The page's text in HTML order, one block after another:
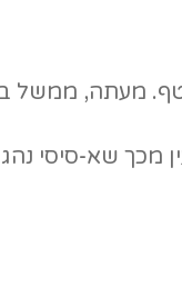
מעתה, ממשל
שא-סיסי